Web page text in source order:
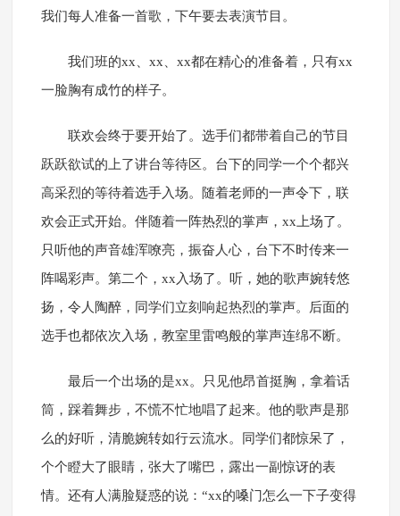
我们每人准备一首歌，下午要去表演节目。
我们班的xx、xx、xx都在精心的准备着，只有xx
一脸胸有成竹的样子。
联欢会终于要开始了。选手们都带着自己的节目
跃跃欲试的上了讲台等待区。台下的同学一个个都兴
高采烈的等待着选手入场。随着老师的一声令下，联
欢会正式开始。伴随着一阵热烈的掌声，xx上场了。
只听他的声音雄浑嘹亮，振奋人心，台下不时传来一
阵喝彩声。第二个，xx入场了。听，她的歌声婉转悠
扬，令人陶醉，同学们立刻响起热烈的掌声。后面的
选手也都依次入场，教室里雷鸣般的掌声连绵不断。
最后一个出场的是xx。只见他昂首挺胸，拿着话
筒，踩着舞步，不慌不忙地唱了起来。他的歌声是那
么的好听，清脆婉转如行云流水。同学们都惊呆了，
个个瞪大了眼睛，张大了嘴巴，露出一副惊讶的表
情。还有人满脸疑惑的说：“xx的嗓门怎么一下子变得